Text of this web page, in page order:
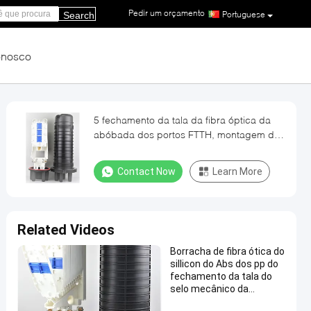
Portuguese
Pedir um orçamento |
Search
5 fechamento da tala da fibra óptica da
abóbada dos portos FTTH, montagem do
Contact Now Learn More
Related Videos
Borracha de fibra ótica do
sillicon do Abs dos pp do
fechamento da tala do
selo mecânico da